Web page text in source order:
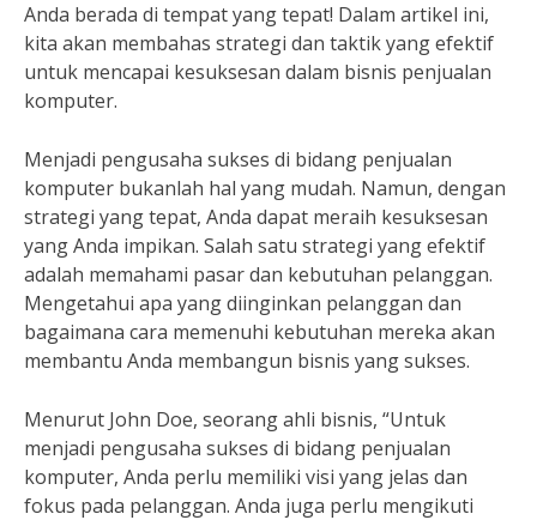
Anda berada di tempat yang tepat! Dalam artikel ini,
kita akan membahas strategi dan taktik yang efektif
untuk mencapai kesuksesan dalam bisnis penjualan
komputer.
Menjadi pengusaha sukses di bidang penjualan
komputer bukanlah hal yang mudah. Namun, dengan
strategi yang tepat, Anda dapat meraih kesuksesan
yang Anda impikan. Salah satu strategi yang efektif
adalah memahami pasar dan kebutuhan pelanggan.
Mengetahui apa yang diinginkan pelanggan dan
bagaimana cara memenuhi kebutuhan mereka akan
membantu Anda membangun bisnis yang sukses.
Menurut John Doe, seorang ahli bisnis, “Untuk
menjadi pengusaha sukses di bidang penjualan
komputer, Anda perlu memiliki visi yang jelas dan
fokus pada pelanggan. Anda juga perlu mengikuti